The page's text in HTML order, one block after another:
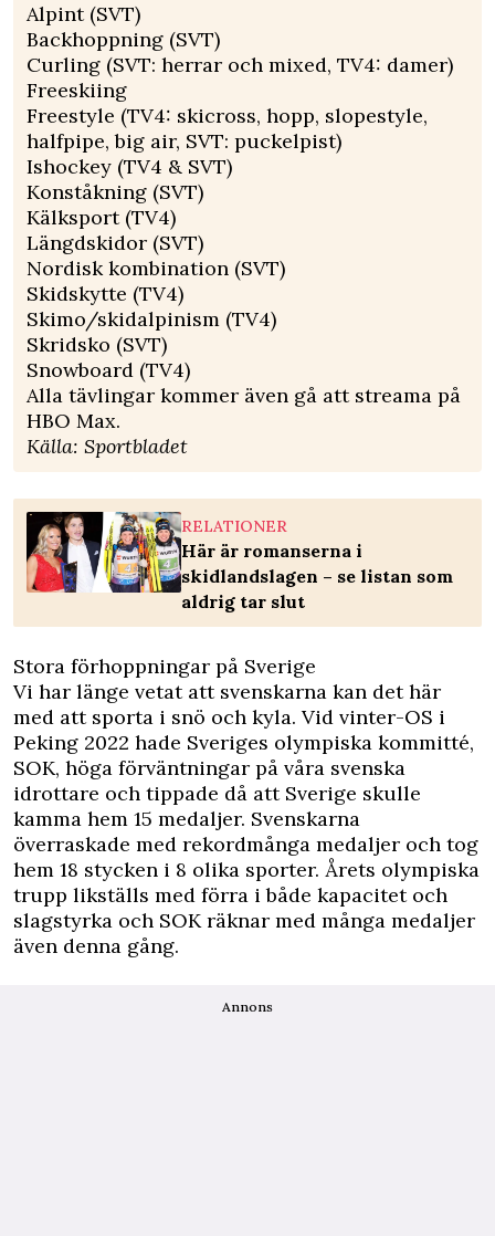
Alpint (SVT)
Backhoppning (SVT)
Curling (SVT: herrar och mixed, TV4: damer)
Freeskiing
Freestyle (TV4: skicross, hopp, slopestyle,
halfpipe, big air, SVT: puckelpist)
Ishockey (TV4 & SVT)
Konståkning (SVT)
Kälksport (TV4)
Längdskidor (SVT)
Nordisk kombination (SVT)
Skidskytte (TV4)
Skimo/skidalpinism (TV4)
Skridsko (SVT)
Snowboard (TV4)
Alla tävlingar kommer även gå att streama på
HBO Max.
Källa: Sportbladet
RELATIONER
Här är romanserna i
skidlandslagen – se listan som
aldrig tar slut
Stora förhoppningar på Sverige
Vi har länge vetat att svenskarna kan det här
med att sporta i snö och kyla. Vid vinter-OS i
Peking 2022 hade Sveriges olympiska kommitté,
SOK, höga förväntningar på våra svenska
idrottare och tippade då att Sverige skulle
kamma hem 15 medaljer. Svenskarna
överraskade med rekordmånga medaljer och tog
hem 18 stycken i 8 olika sporter. Årets olympiska
trupp likställs med förra i både kapacitet och
slagstyrka och SOK räknar med många medaljer
även denna gång.
Annons